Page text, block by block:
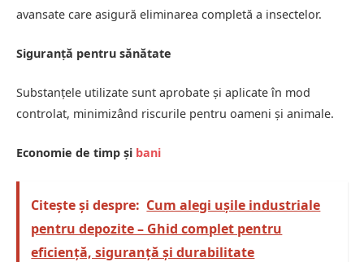
avansate care asigură eliminarea completă a insectelor.
Siguranță pentru sănătate
Substanțele utilizate sunt aprobate și aplicate în mod
controlat, minimizând riscurile pentru oameni și animale.
Economie de timp și bani
Citește și despre: Cum alegi ușile industriale
pentru depozite – Ghid complet pentru
eficiență, siguranță și durabilitate